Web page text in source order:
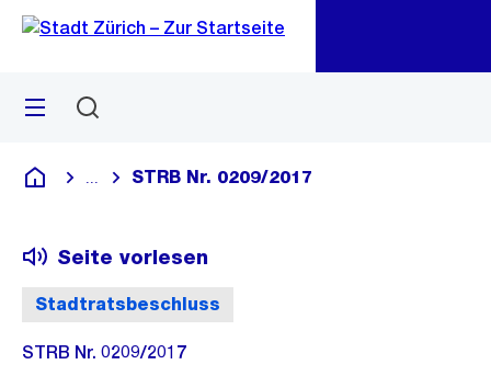
Navigation
Sprunglink
Menü
Deutsch
Blende alle Breadcrumbs ein
STRB Nr. 0209/2017
Stadtratsbeschluss
Seite vorlesen
STRB Nr. 0209/2017